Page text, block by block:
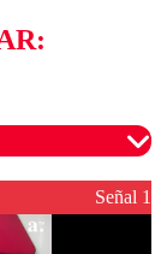
un
Señal 1